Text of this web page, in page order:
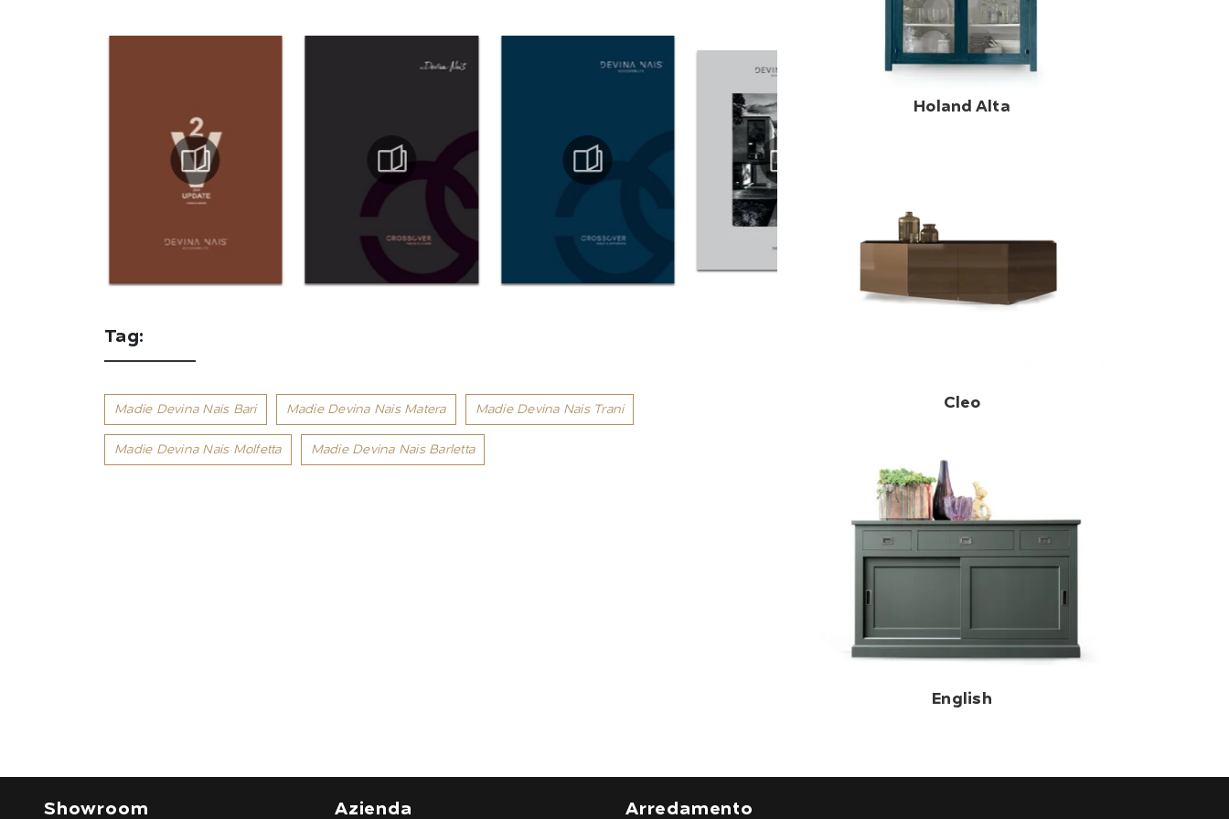
Tag:
Madie Devina Nais Bari Madie Devina Nais Matera Madie Devina Nais Trani
Madie Devina Nais Molfetta Madie Devina Nais Barletta
Holand Alta
Cleo
English
Showroom Azienda Arredamento